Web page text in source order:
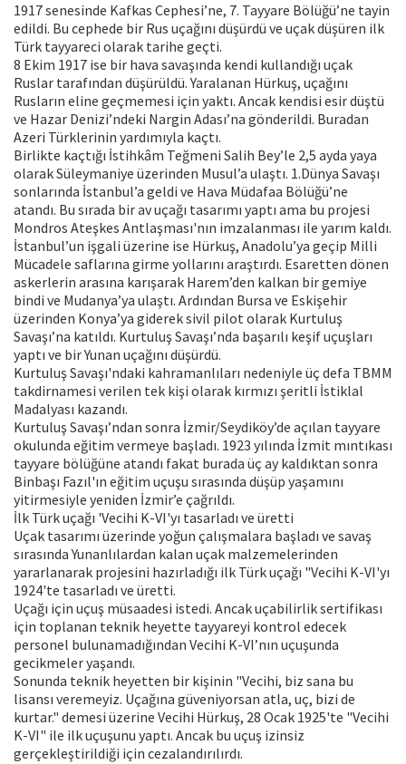
1917 senesinde Kafkas Cephesi’ne, 7. Tayyare Bölüğü’ne tayin
edildi. Bu cephede bir Rus uçağını düşürdü ve uçak düşüren ilk
Türk tayyareci olarak tarihe geçti.
8 Ekim 1917 ise bir hava savaşında kendi kullandığı uçak
Ruslar tarafından düşürüldü. Yaralanan Hürkuş, uçağını
Rusların eline geçmemesi için yaktı. Ancak kendisi esir düştü
ve Hazar Denizi’ndeki Nargin Adası’na gönderildi. Buradan
Azeri Türklerinin yardımıyla kaçtı.
Birlikte kaçtığı İstihkâm Teğmeni Salih Bey’le 2,5 ayda yaya
olarak Süleymaniye üzerinden Musul’a ulaştı. 1.Dünya Savaşı
sonlarında İstanbul’a geldi ve Hava Müdafaa Bölüğü’ne
atandı. Bu sırada bir av uçağı tasarımı yaptı ama bu projesi
Mondros Ateşkes Antlaşması'nın imzalanması ile yarım kaldı.
İstanbul’un işgali üzerine ise Hürkuş, Anadolu’ya geçip Milli
Mücadele saflarına girme yollarını araştırdı. Esaretten dönen
askerlerin arasına karışarak Harem’den kalkan bir gemiye
bindi ve Mudanya’ya ulaştı. Ardından Bursa ve Eskişehir
üzerinden Konya’ya giderek sivil pilot olarak Kurtuluş
Savaşı’na katıldı. Kurtuluş Savaşı’nda başarılı keşif uçuşları
yaptı ve bir Yunan uçağını düşürdü.
Kurtuluş Savaşı'ndaki kahramanlıları nedeniyle üç defa TBMM
takdirnamesi verilen tek kişi olarak kırmızı şeritli İstiklal
Madalyası kazandı.
Kurtuluş Savaşı’ndan sonra İzmir/Seydiköy’de açılan tayyare
okulunda eğitim vermeye başladı. 1923 yılında İzmit mıntıkası
tayyare bölüğüne atandı fakat burada üç ay kaldıktan sonra
Binbaşı Fazıl'ın eğitim uçuşu sırasında düşüp yaşamını
yitirmesiyle yeniden İzmir’e çağrıldı.
İlk Türk uçağı 'Vecihi K-VI'yı tasarladı ve üretti
Uçak tasarımı üzerinde yoğun çalışmalara başladı ve savaş
sırasında Yunanlılardan kalan uçak malzemelerinden
yararlanarak projesini hazırladığı ilk Türk uçağı "Vecihi K-VI'yı
1924'te tasarladı ve üretti.
Uçağı için uçuş müsaadesi istedi. Ancak uçabilirlik sertifikası
için toplanan teknik heyette tayyareyi kontrol edecek
personel bulunamadığından Vecihi K-VI’nın uçuşunda
gecikmeler yaşandı.
Sonunda teknik heyetten bir kişinin "Vecihi, biz sana bu
lisansı veremeyiz. Uçağına güveniyorsan atla, uç, bizi de
kurtar." demesi üzerine Vecihi Hürkuş, 28 Ocak 1925'te "Vecihi
K-VI" ile ilk uçuşunu yaptı. Ancak bu uçuş izinsiz
gerçekleştirildiği için cezalandırılırdı.